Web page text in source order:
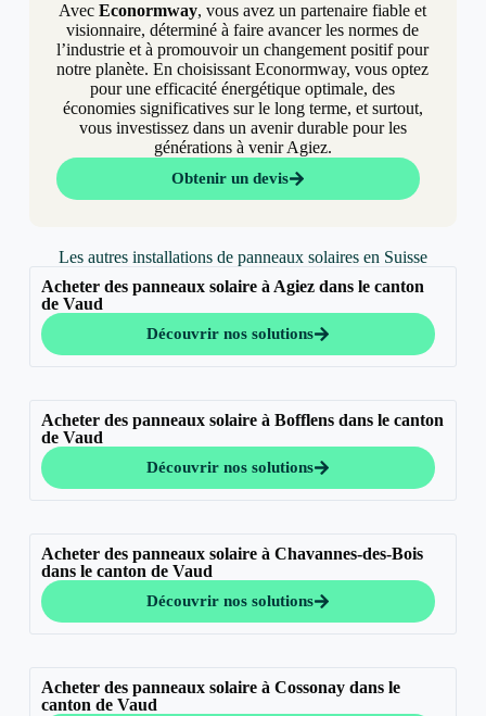
AvecEconormway, vous avez un partenaire fiable et
visionnaire, déterminé à faire avancer les normes de
l’industrie et à promouvoir un changement positif pour
notre planète. En choisissant Econormway, vous optez
pour une efficacité énergétique optimale, des
économies significatives sur le long terme, et surtout,
vous investissez dans un avenir durable pour les
générations à venir Agiez.
Obtenir un devis
Les autres installations de panneaux solaires en Suisse
Acheter des panneaux solaire à Agiez dans le canton
de Vaud
Découvrir nos solutions
Acheter des panneaux solaire à Bofflens dans le canton
de Vaud
Découvrir nos solutions
Acheter des panneaux solaire à Chavannes-des-Bois
dans le canton de Vaud
Découvrir nos solutions
Acheter des panneaux solaire à Cossonay dans le
canton de Vaud